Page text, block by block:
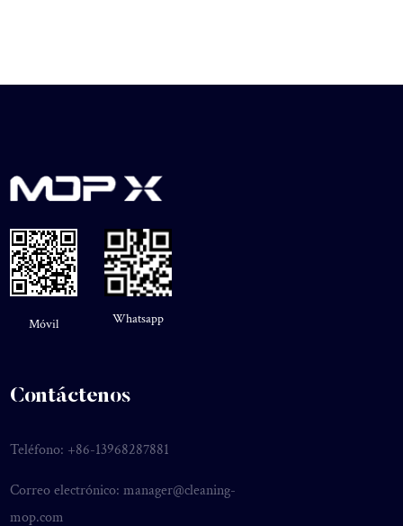
Móvil Whatsapp
Contáctenos
Teléfono: +86-13968287881
Correo electrónico:manager@cleaning-
mop.com